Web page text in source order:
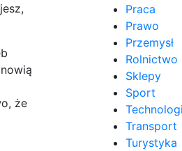
że
Praca
Prawo
Przemysł
Rolnictwo
Sklepy
Sport
Transport
Turystyka